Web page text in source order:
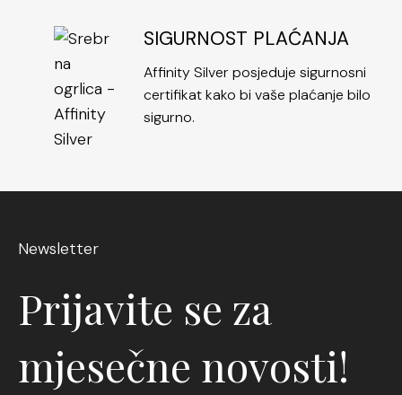
SIGURNOST PLAĆANJA
Affinity Silver posjeduje sigurnosni
certifikat kako bi vaše plaćanje bilo
sigurno.
Newsletter
Prijavite se za
mjesečne novosti!